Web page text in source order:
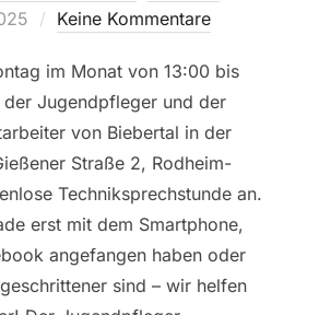
Keine Kommentare
im Monat von 13:00 bis
Jugendpfleger und der
von Biebertal in der
Straße 2, Rodheim-
Techniksprechstunde an.
erst mit dem Smartphone,
angefangen haben oder
sind – wir helfen